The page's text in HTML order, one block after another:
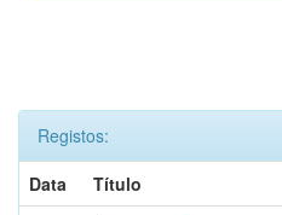
Registos:
Data
Título